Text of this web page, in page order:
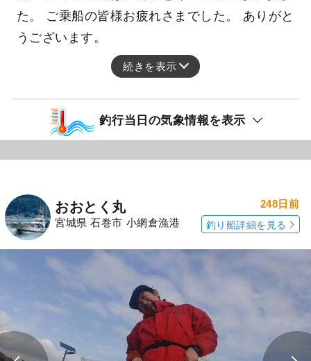
た。 ご乗船の皆様お疲れさまでした。 ありがと
うございます。
続きを表示
釣行当日の気象情報を表示
おおとく丸
宮城県 石巻市 小網倉漁港
248日前
釣り船詳細を見る